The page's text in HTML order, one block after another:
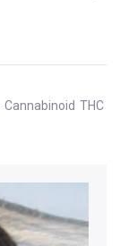
Cannabinoid THC